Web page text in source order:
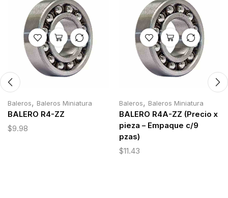
Baleros, Baleros Miniatura
BALERO R4-ZZ
$9.98
Baleros, Baleros Miniatura
BALERO R4A-ZZ (Precio x
pieza – Empaque c/9
pzas)
$11.43